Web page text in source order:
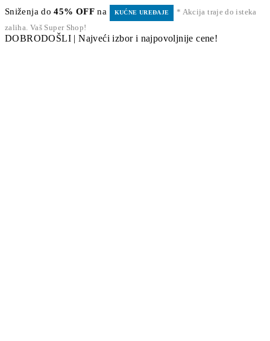
Sniženja do45% OFF na KUĆNE UREĐAJE
* Akcija traje do isteka
zaliha. Vaš Super Shop!
DOBRODOŠLI | Najveći izbor i najpovoljnije cene!